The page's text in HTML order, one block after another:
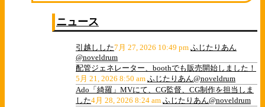
ニュース
引越しした7月 27, 2026 10:49 pm ふじたりあん
@noveldrum
配管ジェネレーター、boothでも販売開始しました！
5月 21, 2026 8:50 am ふじたりあん@noveldrum
Ado「綺羅」MVにて、CG監督、CG制作を担当しま
した4月 28, 2026 8:24 am ふじたりあん@noveldrum